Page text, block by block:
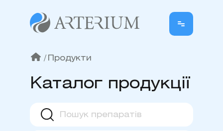
/ Продукти
Каталог продукції